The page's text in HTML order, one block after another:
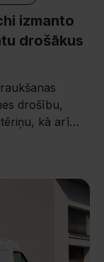
izmanto
drošākus
drošību,
kā arī